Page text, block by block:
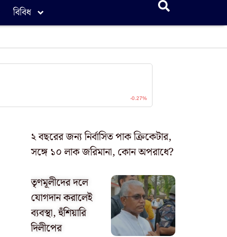
বিবিধ
২ বছরের জন্য নির্বাসিত পাক ক্রিকেটার,
সঙ্গে ১০ লাক জরিমানা, কোন অপরাধে?
তৃণমূলীদের দলে
যোগদান করালেই
ব্যবস্থা, হুঁশিয়ারি
দিলীপের